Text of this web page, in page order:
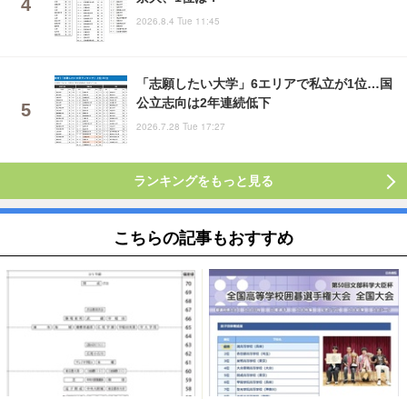
2026.8.4 Tue 11:45
「志願したい大学」6エリアで私立が1位…国
公立志向は2年連続低下
2026.7.28 Tue 17:27
ランキングをもっと見る
こちらの記事もおすすめ